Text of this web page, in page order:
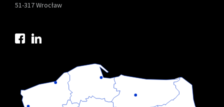
51-317 Wrocław